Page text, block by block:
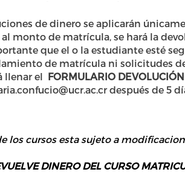
de dinero se aplicarán
monto de matrícula, se hará la
que el o la estudiante esté
de matrícula ni solicitudes
llenar el FORMULARIO
después de 5
los cursos esta sujeto a
DINERO DEL CURSO